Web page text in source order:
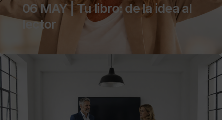
06 MAY | Tu libro: de la idea al
lector